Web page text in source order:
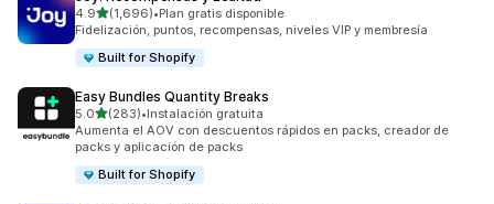
4.9de 5 estrellas
(1,696)
1696 reseñas en total
•Plan gratis disponible
Fidelización, puntos, recompensas, niveles VIP y membresía
Built for Shopify
Easy Bundles Quantity Breaks
5.0de 5 estrellas
(283)
283 reseñas en total
•Instalación gratuita
Aumenta el AOV con descuentos rápidos en packs, creador de
packs y aplicación de packs
Built for Shopify